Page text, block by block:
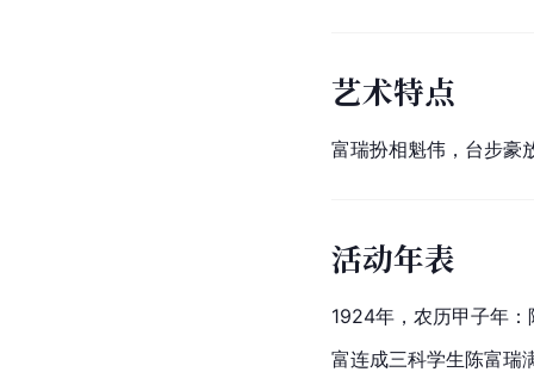
艺术特点
富瑞扮相魁伟，台步豪
活动年表
1924年，农历甲子年：
富连成三科学生陈富瑞